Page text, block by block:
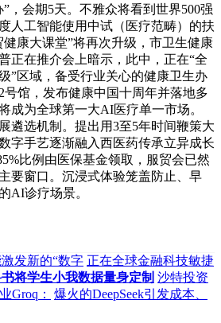
，会期5天。不雅众将看到世界500强
人工智能使用中试（医疗范畴）的扶
康大课堂”将再次升级，市卫生健康
正在推介会上暗示，此中，正在“全
”区域，备受行业关心的健康卫生办
馆，发布健康中国十周年并落地多
成为全球第一大AI医疗单一市场。
遴选机制。提出用3至5年时间鞭策大
字手艺逐渐融入西医药传承立异成长
比例由医保基金领取，服贸会已然
要窗口。沉浸式体验笼盖防止、早
AI诊疗场景。
发新的“数字 正在全球金融科技敏捷
将学生小我数据量身定制 沙特投资
Groq：
爆火的DeepSeek引发成本、